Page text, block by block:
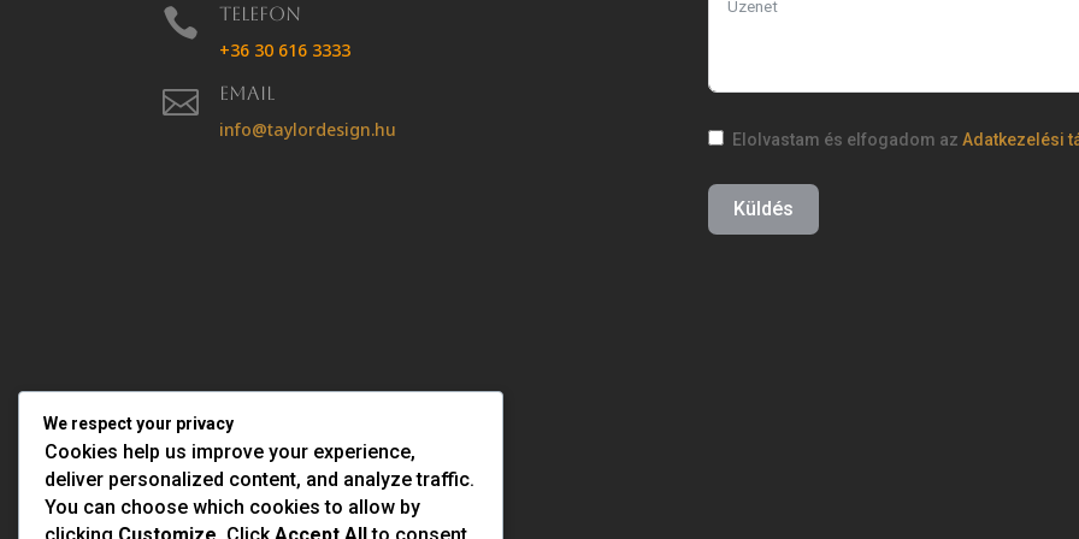

Telefon
+36 30 616 3333

Email
info@taylordesign.hu
Elolvastam és elfogadom azAdatkezelési
Küldés
We respect your privacy
Cookies help us improve your experience,
deliver personalized content, and analyze traffic.
You can choose which cookies to allow by